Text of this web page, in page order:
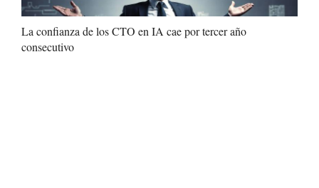
La confianza de los CTO en IA cae por tercer año
consecutivo